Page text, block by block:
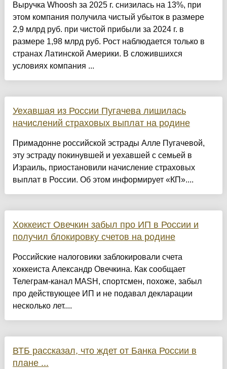
Выручка Whoosh за 2025 г. снизилась на 13%, при
этом компания получила чистый убыток в размере
2,9 млрд руб. при чистой прибыли за 2024 г. в
размере 1,98 млрд руб. Рост наблюдается только в
странах Латинской Америки. В сложившихся
условиях компания ...
Уехавшая из России Пугачева лишилась
начислений страховых выплат на родине
Примадонне российской эстрады Алле Пугачевой,
эту эстраду покинувшей и уехавшей с семьей в
Израиль, приостановили начисление страховых
выплат в России. Об этом информирует «КП»....
Хоккеист Овечкин забыл про ИП в России и
получил блокировку счетов на родине
Российские налоговики заблокировали счета
хоккеиста Александр Овечкина. Как сообщает
Телеграм-канал MASH, спортсмен, похоже, забыл
про действующее ИП и не подавал декларации
несколько лет....
ВТБ рассказал, что ждет от Банка России в
плане ...